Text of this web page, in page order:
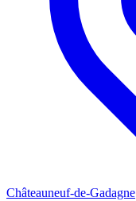
Châteauneuf-de-Gadagne